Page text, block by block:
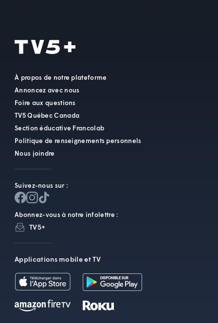
À propos de notre plateforme
Annoncez avec nous
Foire aux questions
TV5 Québec Canada
Section éducative Francolab
Politique de renseignements personnels
Nous joindre
Suivez-nous sur :
Abonnez-vous à notre infolettre :
TV5+
Applications mobile et TV